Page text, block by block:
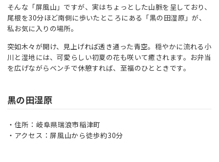
そんな「屏風山」ですが、実はちょっとした山脈を呈しており、
尾根を30分ほど南側に歩いたところにある「黒の田湿原」が、
私お気に入りの場所。
突如木々が開け、見上げれば透き通った青空。穏やかに流れる小
川と湿地には、可愛らしい初夏の花も咲いて癒されます。お弁当
を広げながらベンチで休憩すれば、至福のひとときです。
黒の田湿原
住所：岐阜県瑞浪市稲津町
アクセス：屏風山から徒歩約30分